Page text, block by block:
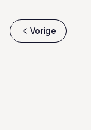
Vorige